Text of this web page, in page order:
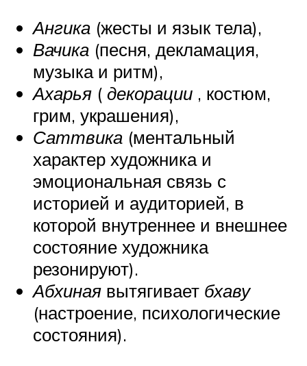
Ангика (жесты и язык тела),
Вачика (песня, декламация,
музыка и ритм),
Ахарья ( декорации , костюм,
грим, украшения),
Саттвика (ментальный
характер художника и
эмоциональная связь с
историей и аудиторией, в
которой внутреннее и внешнее
состояние художника
резонируют).
Абхиная вытягивает бхаву
(настроение, психологические
состояния).